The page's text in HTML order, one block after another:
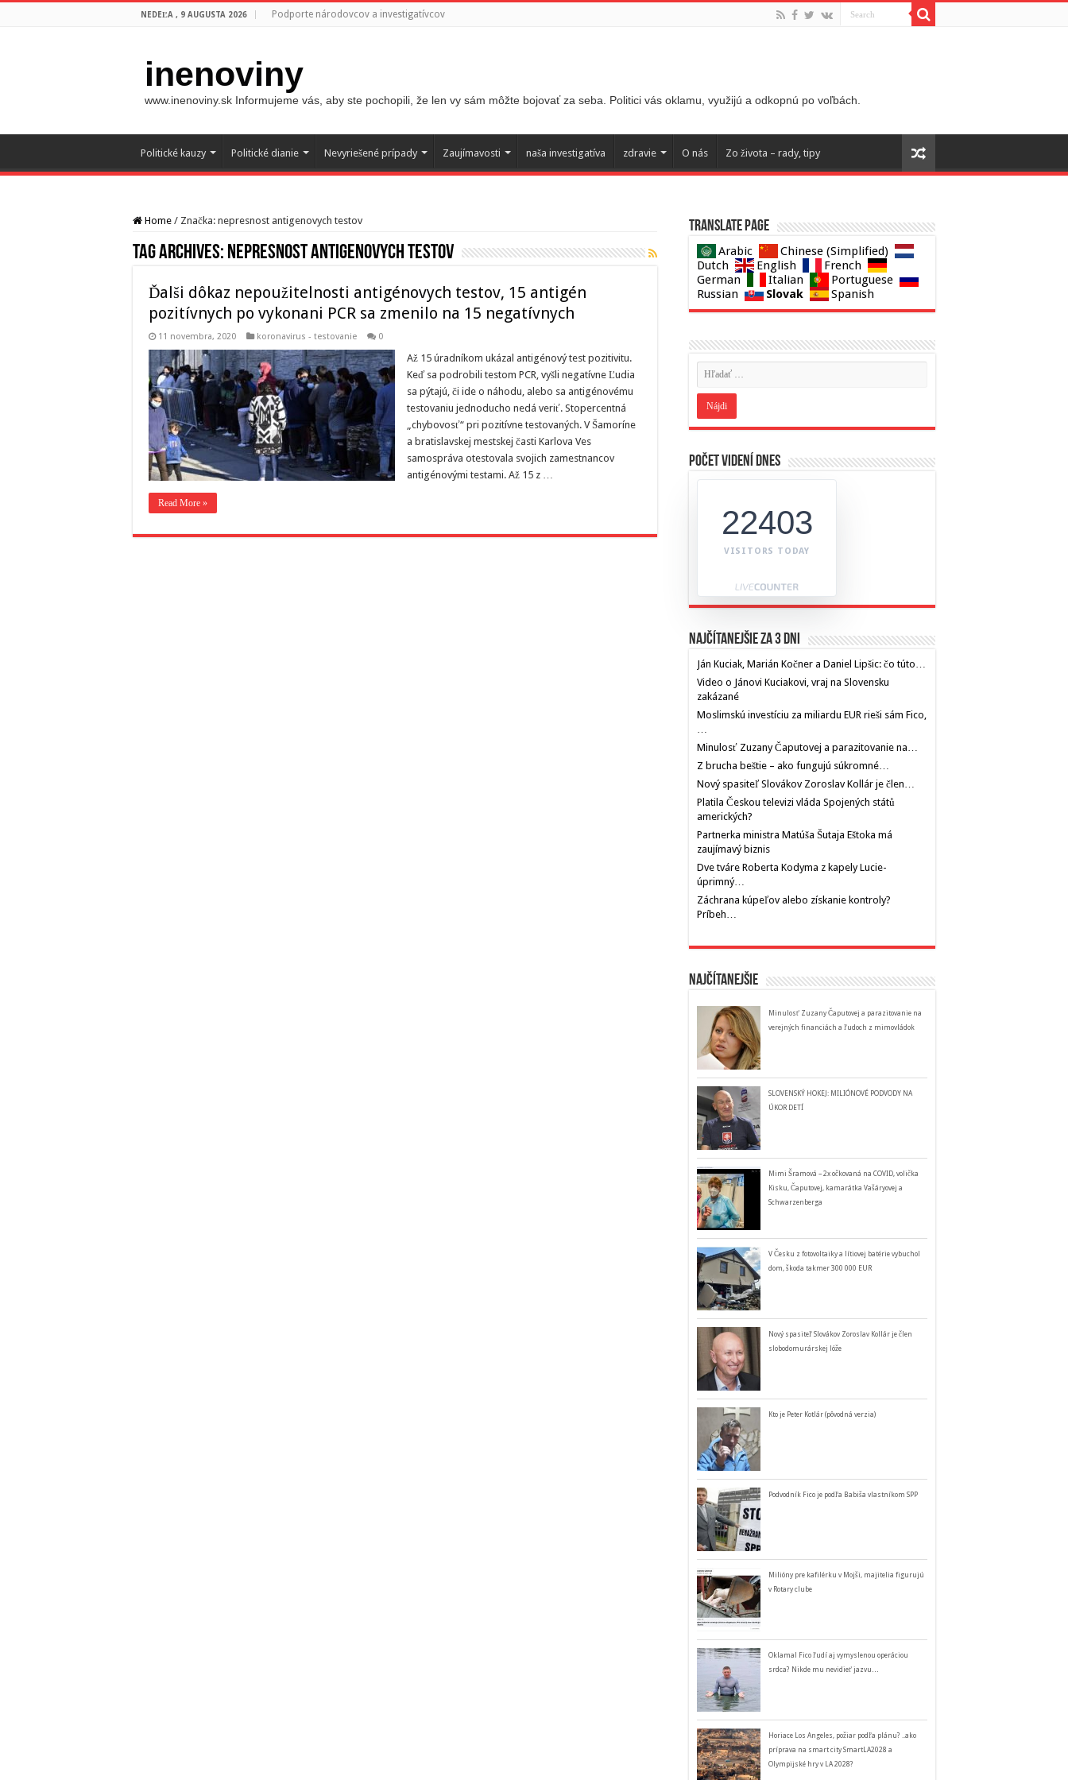
NEDEĽA , 9 AUGUSTA 2026 Podporte národovcov a investigatívcov
inenoviny
www.inenoviny.sk Informujeme vás, aby ste pochopili, že len vy sám môžte bojovať za seba. Politici vás oklamu, využijú a odkopnú po voľbách.
Politické kauzy Politické dianie Nevyriešené prípady Zaujímavosti naša investigatíva zdravie O nás Zo života – rady, tipy
Home / Značka: nepresnost antigenovych testov
Tag Archives: nepresnost antigenovych testov
Ďalši dôkaz nepoužitelnosti antigénovych testov, 15 antigén
pozitívnych po vykonani PCR sa zmenilo na 15 negatívnych
11 novembra, 2020 koronavirus - testovanie 0
Až 15 úradníkom ukázal antigénový test pozitivitu.
Keď sa podrobili testom PCR, vyšli negatívne Ľudia
sa pýtajú, či ide o náhodu, alebo sa antigénovému
testovaniu jednoducho nedá veriť. Stopercentná
„chybovosť“ pri pozitívne testovaných. V Šamoríne
a bratislavskej mestskej časti Karlova Ves
samospráva otestovala svojich zamestnancov
antigénovými testami. Až 15 z …
Read More »
Translate page
Arabic
Chinese (Simplified)
Dutch
English
French
German
Italian
Portuguese
Russian
Slovak Spanish
Počet videní dnes
22403
VISITORS TODAY
Najčítanejšie za 3 dni
Ján Kuciak, Marián Kočner a Daniel Lipšic: čo túto…
Video o Jánovi Kuciakovi, vraj na Slovensku
zakázané
Moslimskú investíciu za miliardu EUR rieši sám Fico,
…
Minulosť Zuzany Čaputovej a parazitovanie na…
Z brucha beštie – ako fungujú súkromné…
Nový spasiteľ Slovákov Zoroslav Kollár je člen…
Platila Českou televizi vláda Spojených států
amerických?
Partnerka ministra Matúša Šutaja Eštoka má
zaujímavý biznis
Dve tváre Roberta Kodyma z kapely Lucie-
úprimný…
Záchrana kúpeľov alebo získanie kontroly?
Príbeh…
Najčítanejšie
Minulosť Zuzany Čaputovej a parazitovanie na
verejných financiách a ľudoch z mimovládok
SLOVENSKÝ HOKEJ: MILIÓNOVÉ PODVODY NA
ÚKOR DETÍ
Mimi Šramová – 2x očkovaná na COVID, volička
Kisku, Čaputovej, kamarátka Vašáryovej a
Schwarzenberga
V Česku z fotovoltaiky a lítiovej batérie vybuchol
dom, škoda takmer 300 000 EUR
Nový spasiteľ Slovákov Zoroslav Kollár je člen
slobodomurárskej lóže
Kto je Peter Kotlár (pôvodná verzia)
Podvodník Fico je podľa Babiša vlastníkom SPP
Milióny pre kafilérku v Mojši, majitelia figurujú
v Rotary clube
Oklamal Fico ľudí aj vymyslenou operáciou
srdca? Nikde mu nevidieť jazvu…
Horiace Los Angeles, požiar podľa plánu? ..ako
príprava na smart city SmartLA2028 a
Olympijské hry v LA 2028?